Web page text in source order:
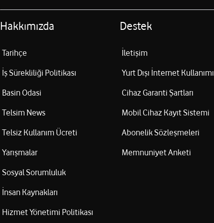
Hakkımızda
Tarihçe
İş Sürekliliği Politikası
Basin Odasi
Telsim News
Telsiz Kullanım Ücreti
Yarışmalar
Sosyal Sorumluluk
İnsan Kaynakları
Hizmet Yönetimi Politikası
Destek
İletişim
Yurt Dışı İnternet Kullanımı
Cihaz Garanti Şartları
Mobil Cihaz Kayıt Sistemi
Abonelik Sözleşmeleri
Memnuniyet Anketi